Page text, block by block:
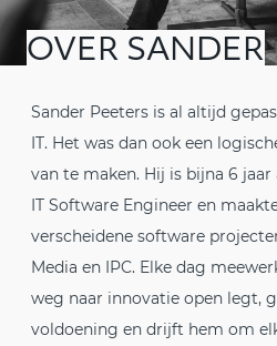
OVER SANDER
Sander Peeters is al altijd
IT. Het was dan ook een
van te maken. Hij is bijna 6 jaar
IT Software Engineer en
verscheidene software
Media en IPC. Elke dag
weg naar innovatie open legt,
voldoening en drijft hem om